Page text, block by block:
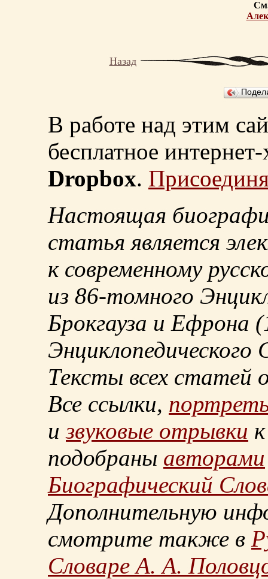
Назад
В работе над этим
бесплатное
Dropbox.
Настоящая
статья является
к современному
из 86-томного
Брокгауза и Ефрона
Энциклопедического
Тексты всех статей
Все ссылки,
извуковые отрывки
подобраны авторами
Биографический
Дополнительную
смотрите также в
Словаре А. А.